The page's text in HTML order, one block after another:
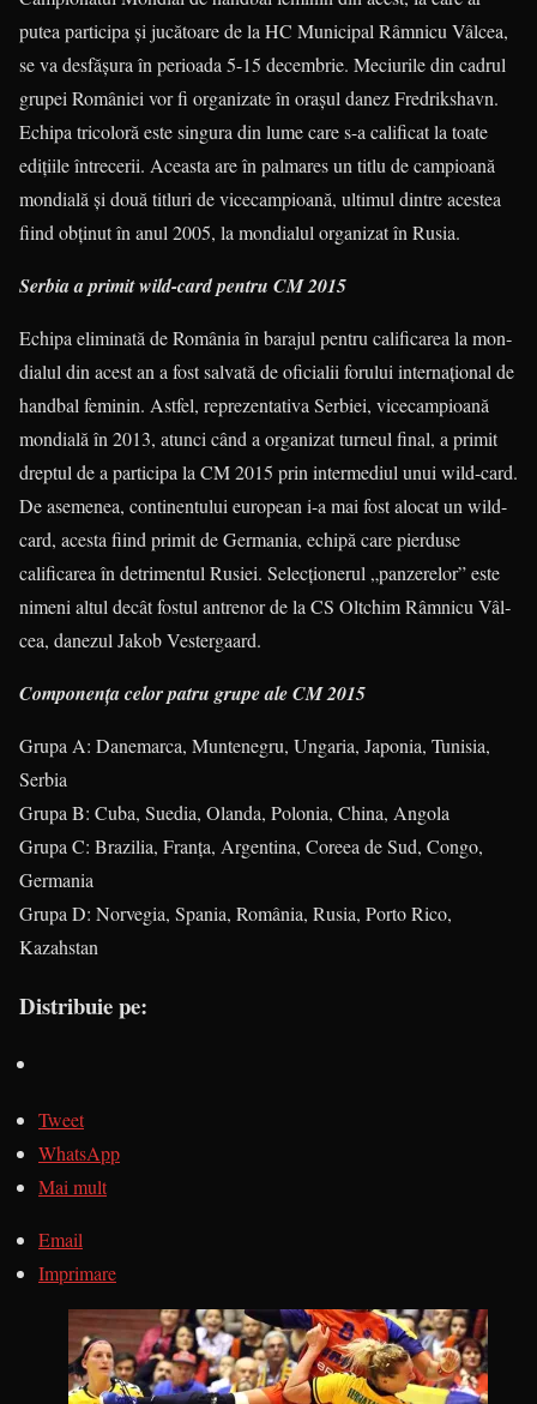
putea participa și jucătoare de la HC Municipal Râmnicu Vâlcea,
se va desfășura în perioada 5-15 de­cem­brie. Meciurile din cadrul
grupei României vor fi organizate în orașul danez Fredrikshavn.
Echipa trico­loră este singura din lume care s-a calificat la toate
edițiile întrecerii. Aceasta are în palmares un titlu de campioană
mondială și două titluri de vicecampioană, ultimul dintre acestea
fiind obținut în anul 2005, la mondialul organizat în Rusia.
Serbia a primit wild-card pentru CM 2015
Echipa eliminată de România în barajul pentru calificarea la mon­
dialul din acest an a fost salvată de oficialii forului internațional de
­hand­bal feminin. Astfel, repre­zen­tativa Ser­biei, vicecampioană
mondială în 2013, atunci când a organizat turneul final, a primit
dreptul de a participa la CM 2015 prin inter­me­diul unui wild-card.
De asemenea, continentului european i-a mai fost alocat un wild-
card, acesta fiind pri­mit de Germania, echipă care pier­duse
calificarea în detrimentul Ru­siei. Selecționerul „panzerelor” este
nimeni altul decât fostul an­trenor de la CS Oltchim Râmnicu Vâl­
cea, danezul Jakob Vestergaard.
Componența celor patru grupe ale CM 2015
Grupa A: Danemarca, Muntenegru, Ungaria, Japonia, Tunisia,
Serbia
Grupa B: Cuba, Suedia, Olanda, Polonia, China, Angola
Grupa C: Brazilia, Franţa, Argentina, Coreea de Sud, Congo,
Germania
Grupa D: Norvegia, Spania, România, Rusia, Porto Rico,
Kazahstan
Distribuie pe:
Tweet
WhatsApp
Mai mult
Email
Imprimare